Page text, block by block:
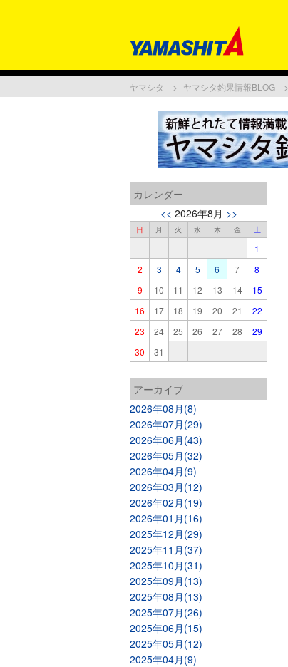
ヤマシタ ヤマシタ釣果情報BLOG
カレンダー
<< 2026年8月 >>
日 月 火 水 木 金 土
1
2
3 4 5 6 7
8
9
10 11 12 13 14
15
16
17 18 19 20 21
22
23
24 25 26 27 28
29
30
31
アーカイブ
2026年08月(8)
2026年07月(29)
2026年06月(43)
2026年05月(32)
2026年04月(9)
2026年03月(12)
2026年02月(19)
2026年01月(16)
2025年12月(29)
2025年11月(37)
2025年10月(31)
2025年09月(13)
2025年08月(13)
2025年07月(26)
2025年06月(15)
2025年05月(12)
2025年04月(9)